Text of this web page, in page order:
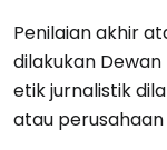
Penilaian akhir
dilakukan
etik jurnalistik
atau perusahaan